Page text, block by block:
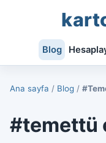
Blog
Ana sayfa / Blog /
#temettü